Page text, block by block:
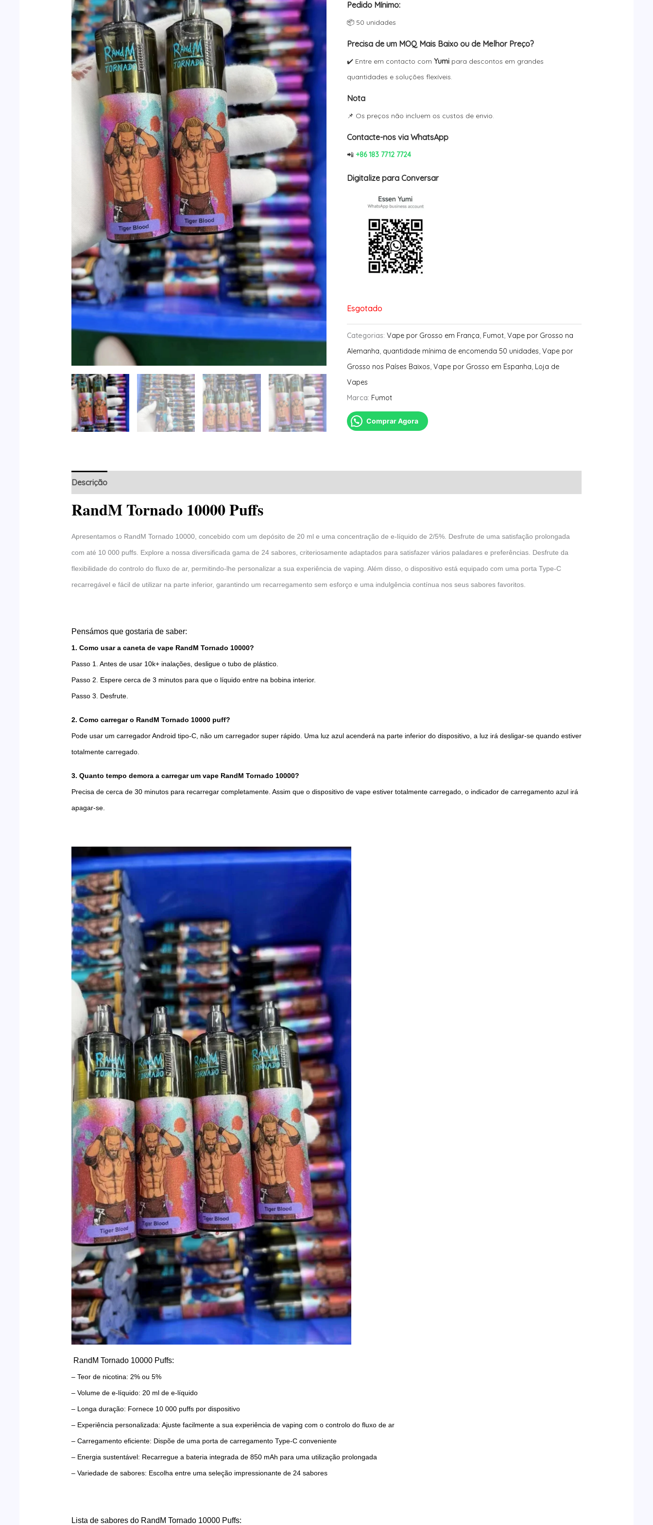
avaliaçõesoriginal
era:
$22.85.$6.84.
Pedido Mínimo:
📦 50 unidades
Precisa de um MOQ Mais Baixo ou de Melhor Preço?
✔️ Entre em contacto comYumi para descontos em grandes
quantidades e soluções flexíveis.
Nota
📌 Os preços não incluem os custos de envio.
Contacte-nos via WhatsApp
📲+86 183 7712 7724
Digitalize para Conversar
Esgotado
Categorias:Vape por Grosso em França, Fumot,Vape por Grosso na
Alemanha, quantidade mínima de encomenda 50 unidades,Vape por
Grosso nos Países Baixos,Vape por Grosso em Espanha, Loja de
Vapes
Marca: Fumot
Comprar Agora
Descrição
RandM Tornado 10000 Puffs
Apresentamos o RandM Tornado 10000, concebido com um depósito de 20 ml e uma concentração de e-líquido de 2/5%. Desfrute de uma satisfação prolongada
com até 10 000 puffs. Explore a nossa diversificada gama de 24 sabores, criteriosamente adaptados para satisfazer vários paladares e preferências. Desfrute da
flexibilidade do controlo do fluxo de ar, permitindo-lhe personalizar a sua experiência de vaping. Além disso, o dispositivo está equipado com uma porta Type-C
recarregável e fácil de utilizar na parte inferior, garantindo um recarregamento sem esforço e uma indulgência contínua nos seus sabores favoritos.
Pensámos que gostaria de saber:
1. Como usar a caneta de vape RandM Tornado 10000?
Passo 1. Antes de usar 10k+ inalações, desligue o tubo de plástico.
Passo 2. Espere cerca de 3 minutos para que o líquido entre na bobina interior.
Passo 3. Desfrute.
2. Como carregar o RandM Tornado 10000 puff?
Pode usar um carregador Android tipo-C, não um carregador super rápido. Uma luz azul acenderá na parte inferior do dispositivo, a luz irá desligar-se quando estiver
totalmente carregado.
3. Quanto tempo demora a carregar um vape RandM Tornado 10000?
Precisa de cerca de 30 minutos para recarregar completamente. Assim que o dispositivo de vape estiver totalmente carregado, o indicador de carregamento azul irá
apagar-se.
RandM Tornado 10000 Puffs:
– Teor de nicotina: 2% ou 5%
– Volume de e-líquido: 20 ml de e-líquido
– Longa duração: Fornece 10 000 puffs por dispositivo
– Experiência personalizada: Ajuste facilmente a sua experiência de vaping com o controlo do fluxo de ar
– Carregamento eficiente: Dispõe de uma porta de carregamento Type-C conveniente
– Energia sustentável: Recarregue a bateria integrada de 850 mAh para uma utilização prolongada
– Variedade de sabores: Escolha entre uma seleção impressionante de 24 sabores
Lista de sabores do RandM Tornado 10000 Puffs: